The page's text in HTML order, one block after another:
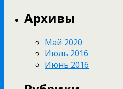
Архивы
Май 2020
Июль 2016
Июнь 2016